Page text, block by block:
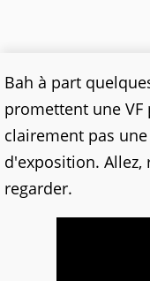
Bah à part
promettent une
clairement pas
d'exposition. Allez,
regarder.